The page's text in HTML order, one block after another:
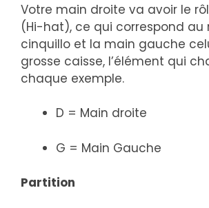
Votre main droite va avoir le
(Hi-hat), ce qui correspond au
cinquillo et la main gauche
grosse caisse, l’élément qui
chaque exemple.
D = Main droite
G = Main Gauche
Partition